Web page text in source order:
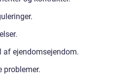
ejendomsejendom.